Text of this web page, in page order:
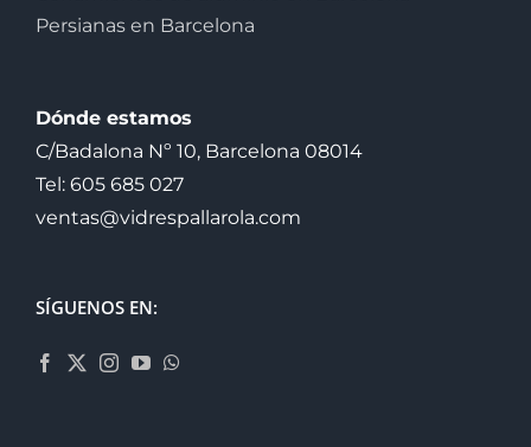
Persianas en Barcelona
Dónde estamos
C/Badalona Nº 10, Barcelona 08014
Tel: 605 685 027
ventas@vidrespallarola.com
SÍGUENOS EN: